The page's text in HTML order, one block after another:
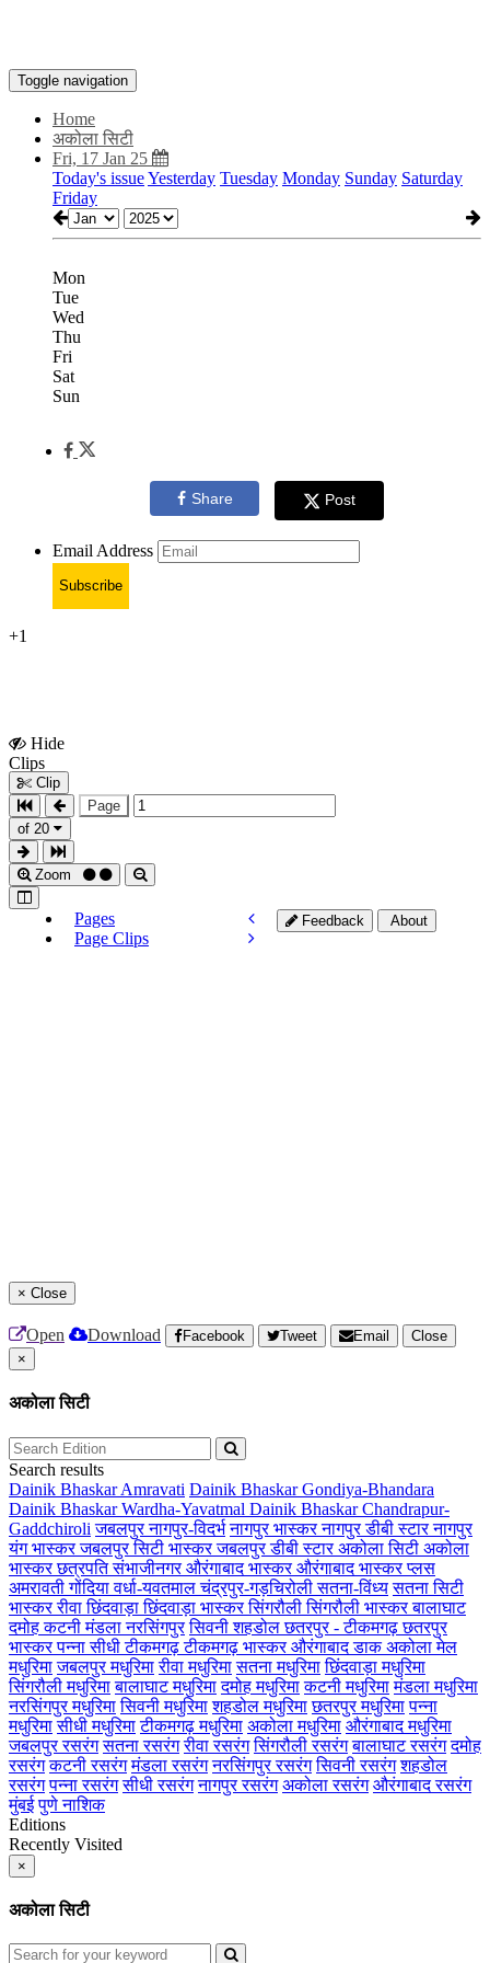
Toggle navigation
Home
अकोला सिटी
Fri, 17 Jan 25
Today's issueYesterday Tuesday Monday Sunday Saturday
Friday
Mon
Tue
Wed
Thu
Fri
Sat
Sun
Share Post
Email Address
Subscribe
+1
Hide
Clips
Clip
Page
of 20
Zoom
Pages
Page Clips
Feedback About
× Close
Open Download Facebook Tweet Email
Close
×
अकोला सिटी
Search results
Dainik Bhaskar Amravati Dainik Bhaskar Gondiya-Bhandara
Dainik Bhaskar Wardha-Yavatmal Dainik Bhaskar Chandrapur-
Gaddchiroli जबलपुरनागपुर-विदर्भ नागपुर भास्करनागपुर डीबी स्टारनागपुर
यंग भास्करजबलपुर सिटी भास्करजबलपुर डीबी स्टारअकोला सिटी अकोला
भास्करछत्रपति संभाजीनगरऔरंगाबाद भास्करऔरंगाबाद भास्कर प्लस
अमरावतीगोंदियावर्धा-यवतमालचंद्रपुर-गड़चिरोलीसतना-विंध्य सतना सिटी
भास्कररीवाछिंदवाड़ाछिंदवाड़ा भास्करसिंगरौलीसिंगरौली भास्करबालाघाट
दमोहकटनीमंडलानरसिंगपुर सिवनीशहडोलछतरपुर - टीकमगढ़छतरपुर
भास्करपन्नासीधीटीकमगढ़टीकमगढ़ भास्करऔरंगाबाद डाकअकोला मेल
मधुरिमा जबलपुर मधुरिमा रीवा मधुरिमा सतना मधुरिमा छिंदवाड़ा मधुरिमा
सिंगरौली मधुरिमा बालाघाट मधुरिमा दमोह मधुरिमा कटनी मधुरिमा मंडला मधुरिमा
नरसिंगपुर मधुरिमा सिवनी मधुरिमा शहडोल मधुरिमा छतरपुर मधुरिमा पन्ना
मधुरिमा सीधी मधुरिमा टीकमगढ़ मधुरिमा अकोला मधुरिमा औरंगाबाद मधुरिमा
जबलपुर रसरंग सतना रसरंग रीवा रसरंग सिंगरौली रसरंग बालाघाट रसरंग दमोह
रसरंग कटनी रसरंग मंडला रसरंग नरसिंगपुर रसरंग सिवनी रसरंग शहडोल
रसरंग पन्ना रसरंग सीधी रसरंग नागपुर रसरंग अकोला रसरंग औरंगाबाद रसरंग
मुंबई पुणेनाशिक
Editions
Recently Visited
×
अकोला सिटी